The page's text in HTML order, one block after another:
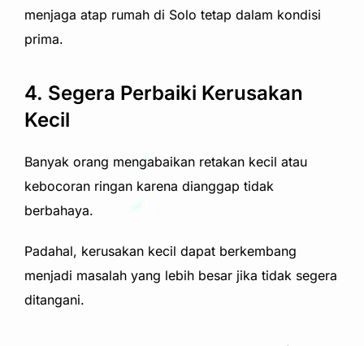
menjaga atap rumah di Solo tetap dalam kondisi
prima.
4. Segera Perbaiki Kerusakan
Kecil
Banyak orang mengabaikan retakan kecil atau
kebocoran ringan karena dianggap tidak
berbahaya.
Padahal, kerusakan kecil dapat berkembang
menjadi masalah yang lebih besar jika tidak segera
ditangani.